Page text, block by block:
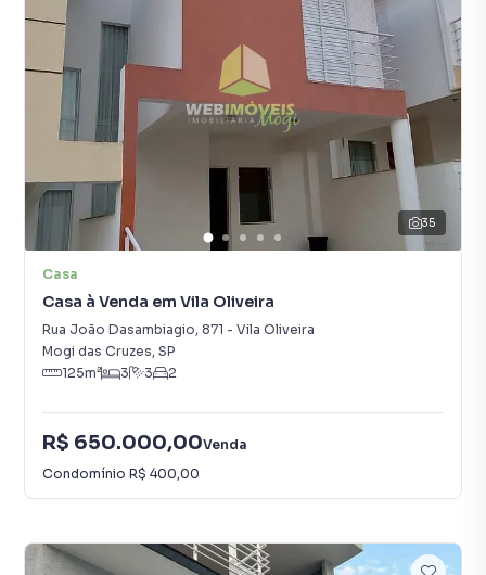
35
Casa
Casa à Venda em Vila Oliveira
Rua João Dasambiagio, 871 - Vila Oliveira
Mogi das Cruzes, SP
125m² 3 3 2
R$ 650.000,00Venda
Condomínio R$ 400,00